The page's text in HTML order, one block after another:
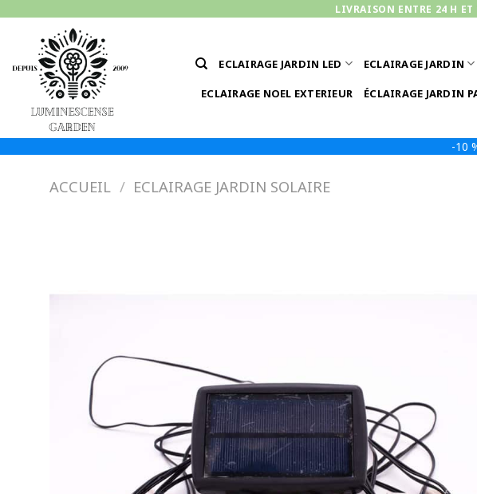
contenu
LIVRAISON ENTRE 24 H ET
ECLAIRAGE JARDIN LED ECLAIRAGE JARDIN
ECLAIRAGE NOEL EXTERIEUR ÉCLAIRAGE JARDIN
-10
ACCUEIL / ECLAIRAGE JARDIN SOLAIRE